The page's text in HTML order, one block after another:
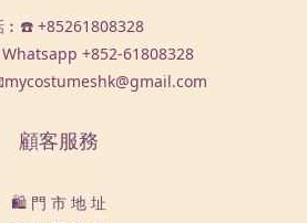
︰☎️ +85261808328
+852-61808328
顧客服務
🛍️ 門 市 地 址